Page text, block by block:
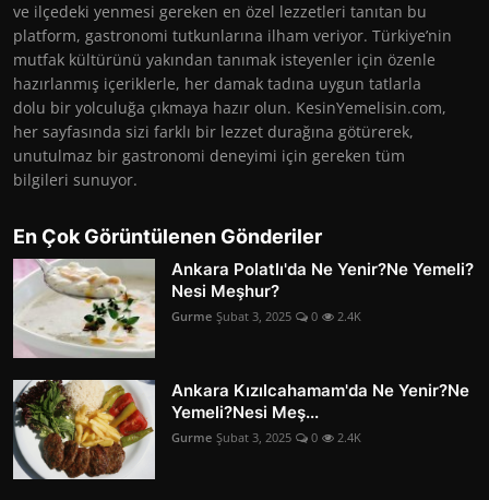
ve ilçedeki yenmesi gereken en özel lezzetleri tanıtan bu
platform, gastronomi tutkunlarına ilham veriyor. Türkiye’nin
mutfak kültürünü yakından tanımak isteyenler için özenle
hazırlanmış içeriklerle, her damak tadına uygun tatlarla
dolu bir yolculuğa çıkmaya hazır olun. KesinYemelisin.com,
her sayfasında sizi farklı bir lezzet durağına götürerek,
unutulmaz bir gastronomi deneyimi için gereken tüm
bilgileri sunuyor.
En Çok Görüntülenen Gönderiler
Ankara Polatlı'da Ne Yenir?Ne Yemeli?
Nesi Meşhur?
Gurme Şubat 3, 2025 0 2.4K
Ankara Kızılcahamam'da Ne Yenir?Ne
Yemeli?Nesi Meş...
Gurme Şubat 3, 2025 0 2.4K